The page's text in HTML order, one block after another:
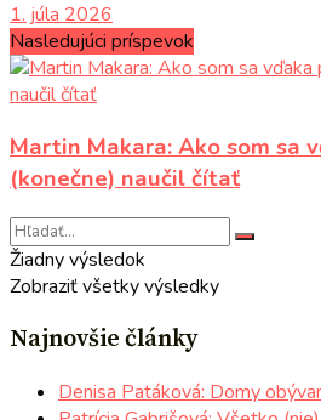
1. júla 2026
Nasledujúci príspevok
Martin Makara: Ako som sa
(konečne) naučil čítať
Žiadny výsledok
Zobraziť všetky výsledky
Najnovšie články
Denisa Patáková: Domy